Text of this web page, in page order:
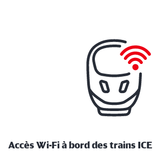
Accès Wi-Fi à bord des trains ICE